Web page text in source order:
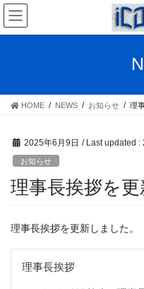
Skip
the
Skip
the
HOME NEWS お知らせ 理
2025年6月9日 / Last updated :
お知らせ
理事長挨拶を更
理事長挨拶を更新しました。